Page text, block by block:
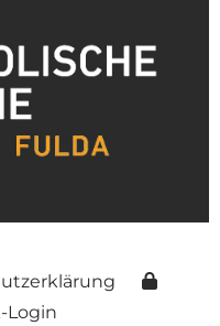
Login